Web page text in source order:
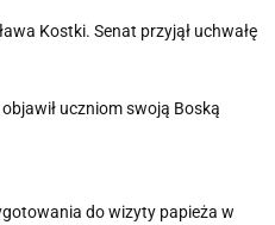
Kostki. Senat przyjął uchwałę
uczniom swoją Boską
do wizyty papieża w